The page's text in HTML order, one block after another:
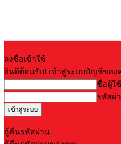
ลงชื่อเข้าใช้
ยินดีต้อนรับ! เข้าสู่ระบบบัญชีขอ
ชื่อผู้ใ
รหัสผ่
กู้คืนรหัสผ่าน